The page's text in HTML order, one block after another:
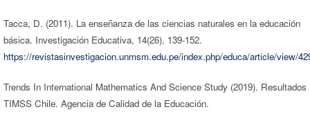
Tacca, D. (2011). La enseñanza de las ciencias naturales en la educación
básica. Investigación Educativa, 14(26), 139-152.
https://revistasinvestigacion.unmsm.edu.pe/index.php/educa/article/view/
Trends In International Mathematics And Science Study (2019). Resultados
TIMSS Chile. Agencia de Calidad de la Educación.